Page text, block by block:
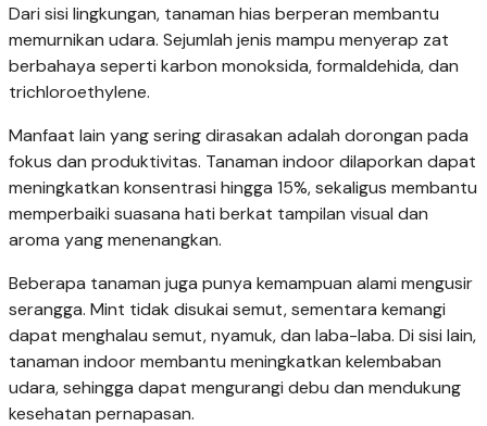
Dari sisi lingkungan, tanaman hias berperan membantu
memurnikan udara. Sejumlah jenis mampu menyerap zat
berbahaya seperti karbon monoksida, formaldehida, dan
trichloroethylene.
Manfaat lain yang sering dirasakan adalah dorongan pada
fokus dan produktivitas. Tanaman indoor dilaporkan dapat
meningkatkan konsentrasi hingga 15%, sekaligus membantu
memperbaiki suasana hati berkat tampilan visual dan
aroma yang menenangkan.
Beberapa tanaman juga punya kemampuan alami mengusir
serangga. Mint tidak disukai semut, sementara kemangi
dapat menghalau semut, nyamuk, dan laba-laba. Di sisi lain,
tanaman indoor membantu meningkatkan kelembaban
udara, sehingga dapat mengurangi debu dan mendukung
kesehatan pernapasan.